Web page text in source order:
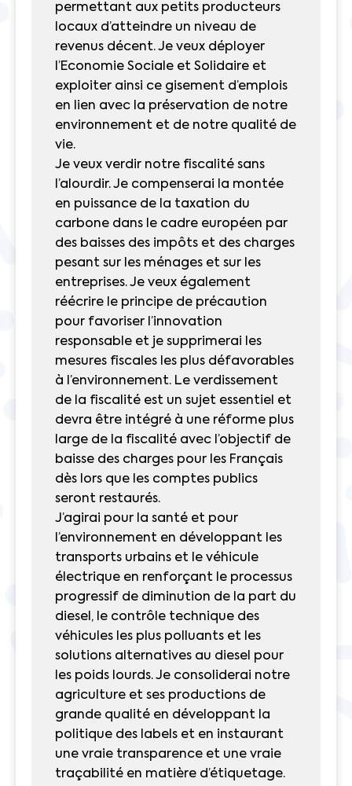
permettant aux petits producteurs
locaux d’atteindre un niveau de
revenus décent. Je veux déployer
l’Economie Sociale et Solidaire et
exploiter ainsi ce gisement d’emplois
en lien avec la préservation de notre
environnement et de notre qualité de
vie.
Je veux verdir notre fiscalité sans
l’alourdir. Je compenserai la montée
en puissance de la taxation du
carbone dans le cadre européen par
des baisses des impôts et des charges
pesant sur les ménages et sur les
entreprises. Je veux également
réécrire le principe de précaution
pour favoriser l’innovation
responsable et je supprimerai les
mesures fiscales les plus défavorables
à l’environnement. Le verdissement
de la fiscalité est un sujet essentiel et
devra être intégré à une réforme plus
large de la fiscalité avec l’objectif de
baisse des charges pour les Français
dès lors que les comptes publics
seront restaurés.
J’agirai pour la santé et pour
l’environnement en développant les
transports urbains et le véhicule
électrique en renforçant le processus
progressif de diminution de la part du
diesel, le contrôle technique des
véhicules les plus polluants et les
solutions alternatives au diesel pour
les poids lourds. Je consoliderai notre
agriculture et ses productions de
grande qualité en développant la
politique des labels et en instaurant
une vraie transparence et une vraie
traçabilité en matière d’étiquetage.